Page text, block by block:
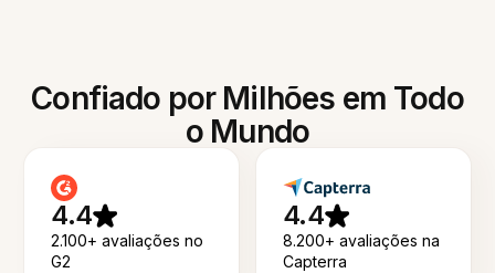
Confiado por Milhões em Todo
o Mundo
4.4
2.100+ avaliações no
G2
4.4
8.200+ avaliações na
Capterra